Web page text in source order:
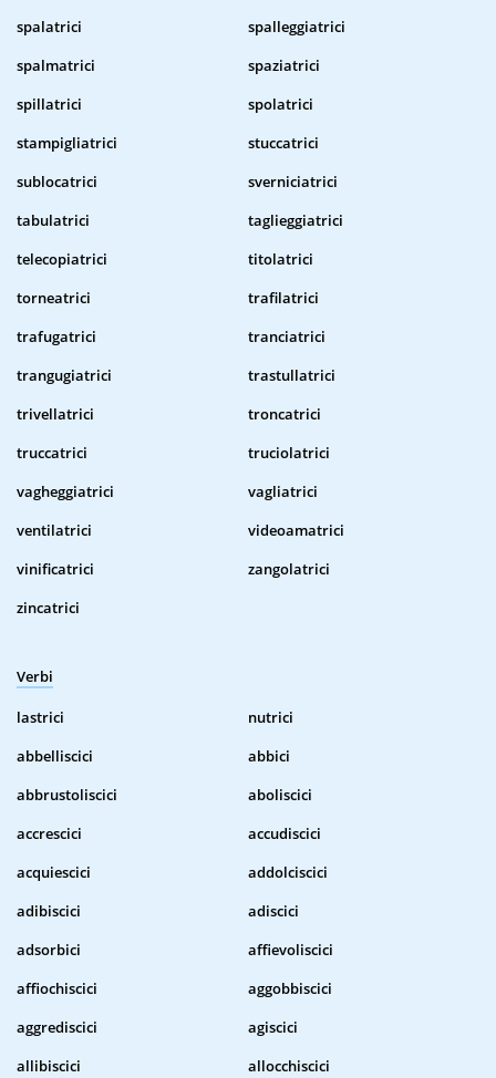
spalatrici
spalleggiatrici
spalmatrici
spaziatrici
spillatrici
spolatrici
stampigliatrici
stuccatrici
sublocatrici
sverniciatrici
tabulatrici
taglieggiatrici
telecopiatrici
titolatrici
torneatrici
trafilatrici
trafugatrici
tranciatrici
trangugiatrici
trastullatrici
trivellatrici
troncatrici
truccatrici
truciolatrici
vagheggiatrici
vagliatrici
ventilatrici
videoamatrici
vinificatrici
zangolatrici
zincatrici
Verbi
lastrici
nutrici
abbelliscici
abbici
abbrustoliscici
aboliscici
accrescici
accudiscici
acquiescici
addolciscici
adibiscici
adiscici
adsorbici
affievoliscici
affiochiscici
aggobbiscici
aggrediscici
agiscici
allibiscici
allocchiscici